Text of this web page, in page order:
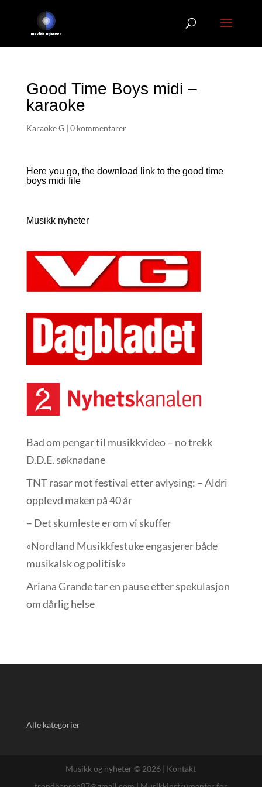
Good Time Boys midi –
karaoke
Karaoke G| 0 kommentarer
Here you go, the download link to the good time
boys midi file
Musikk nyheter
Bad om pengar til musikkvideo – no trekk
D.D.E. søknadane
TNT rasar mot festival etter avlysing: – Aldri
opplevd maken på 40 år
– Det skumleste er om vi skuffer
«Nordland Musikkfest­uke engasjerer både
musikalsk og politisk»
Ariana Grande tar en pause etter spekulasjon
om dårlig helse
Alle kategorier
Musikk og nyheter © 2026 | Kontakt